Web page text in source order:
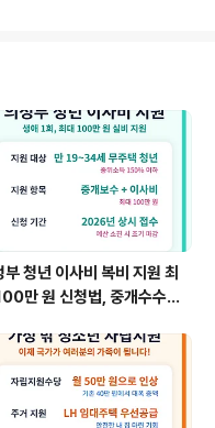
완전히
혜택
똑똑한 엄
치지 말
게 바뀐
부 청년 이사비 복비 지원 최
만 원 신청법, 중개수수료